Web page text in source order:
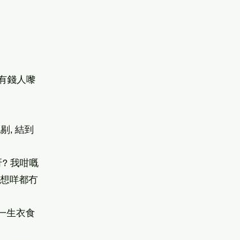
錢人嚟
, 結到
我咁嘅
咩都冇
生衣食